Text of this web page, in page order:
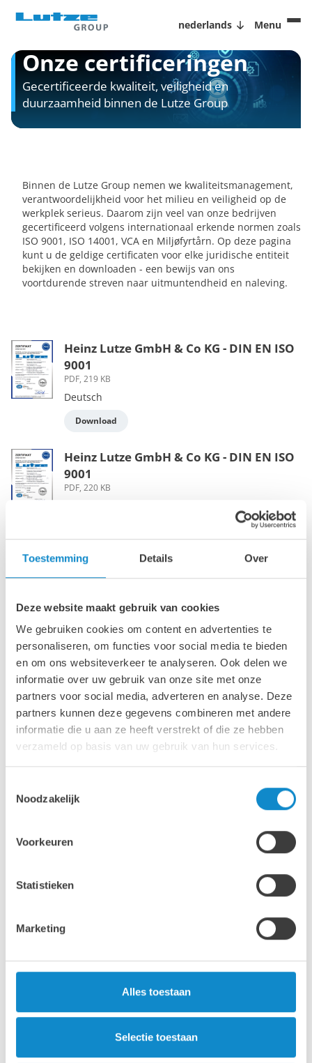
Toestemming Details Over
Deze website maakt gebruik van cookies
We gebruiken cookies om content en advertenties te
personaliseren, om functies voor social media te bieden
en om ons websiteverkeer te analyseren. Ook delen we
informatie over uw gebruik van onze site met onze
partners voor social media, adverteren en analyse. Deze
partners kunnen deze gegevens combineren met andere
informatie die u aan ze heeft verstrekt of die ze hebben
verzameld op basis van uw gebruik van hun services.
Noodzakelijk
Voorkeuren
Statistieken
Marketing
Alles toestaan
Selectie toestaan
nederlands Menu
Onze certificeringen
Gecertificeerde kwaliteit, veiligheid en
duurzaamheid binnen de Lutze Group
Binnen de Lutze Group nemen we kwaliteitsmanagement,
verantwoordelijkheid voor het milieu en veiligheid op de
werkplek serieus. Daarom zijn veel van onze bedrijven
gecertificeerd volgens internationaal erkende normen zoals
ISO 9001, ISO 14001, VCA en Miljøfyrtårn. Op deze pagina
kunt u de geldige certificaten voor elke juridische entiteit
bekijken en downloaden - een bewijs van ons
voortdurende streven naar uitmuntendheid en naleving.
Heinz Lutze GmbH & Co KG - DIN EN ISO
9001
PDF, 219 KB
Deutsch
Download
Heinz Lutze GmbH & Co KG - DIN EN ISO
9001
PDF, 220 KB
Lutze Conveying Belux BVBA - VCA
PDF, 134 KB
Lutze Conveying Belux BVBA - VCA
Download
Lutze Conveying Belux BVBA - VCA
PDF, 134 KB
Download
Lutze Conveying Netherlands BV - VCA
Lutze Conveying Norway AS -
PDF, 213 KB
Lutze Conveying Sweden AB - ISO 14001
PDF, 1 MB